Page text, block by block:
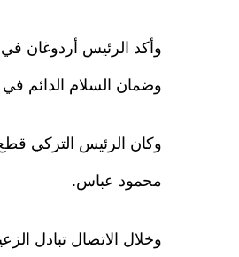
وأكد الرئيس أردوغان في
وضمان السلام الدائم
وكان الرئيس التركي
محمود عباس.
وخلال الاتصال تبادل